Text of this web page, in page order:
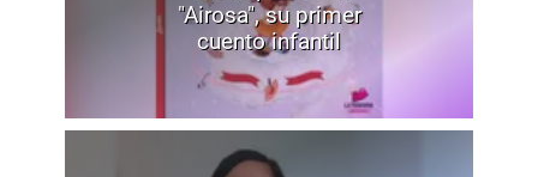
"Airosa", su primer
cuento infantil